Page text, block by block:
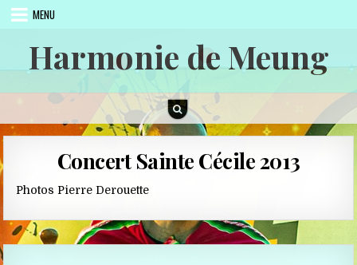
Skip to content
MENU
Harmonie de Meung
Concert Sainte Cécile 2013
Photos Pierre Derouette